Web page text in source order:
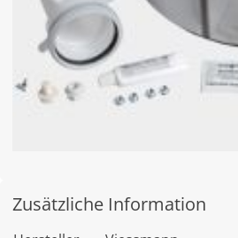
Zusätzliche Information